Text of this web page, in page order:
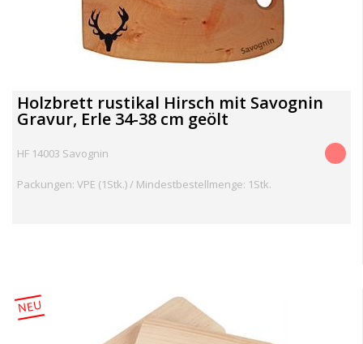
Holzbrett rustikal Hirsch mit Savognin
Gravur, Erle 34-38 cm geölt
HF 14003 Savognin
Packungen: VPE (1Stk.) / Mindestbestellmenge: 1Stk.
NEU